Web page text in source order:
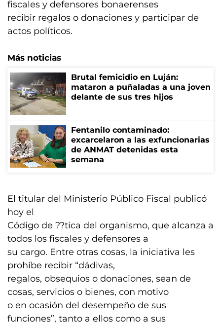
fiscales y defensores bonaerenses
recibir regalos o donaciones y participar de
actos políticos.
Más noticias
Brutal femicidio en Luján:
mataron a puñaladas a una joven
delante de sus tres hijos
Fentanilo contaminado:
excarcelaron a las exfuncionarias
de ANMAT detenidas esta
semana
El titular del Ministerio Público Fiscal publicó
hoy el
Código de ??tica del organismo, que alcanza a
todos los fiscales y defensores a
su cargo. Entre otras cosas, la iniciativa les
prohíbe recibir “dádivas,
regalos, obsequios o donaciones, sean de
cosas, servicios o bienes, con motivo
o en ocasión del desempeño de sus
funciones”, tanto a ellos como a sus